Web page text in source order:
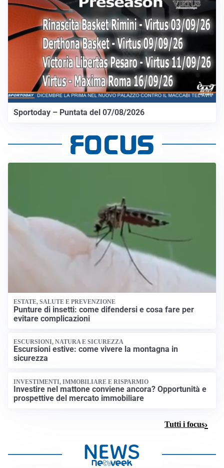
Sportoday – Puntata del 07/08/2026
ESTATE, SALUTE E PREVENZIONE
Punture di insetti: come difendersi e cosa fare per
evitare complicazioni
ESCURSIONI, NATURA E SICUREZZA
Escursioni estive: come vivere la montagna in
sicurezza
INVESTIMENTI, IMMOBILIARE E RISPARMIO
Investire nel mattone conviene ancora? Opportunità e
prospettive del mercato immobiliare
Tutti i focus